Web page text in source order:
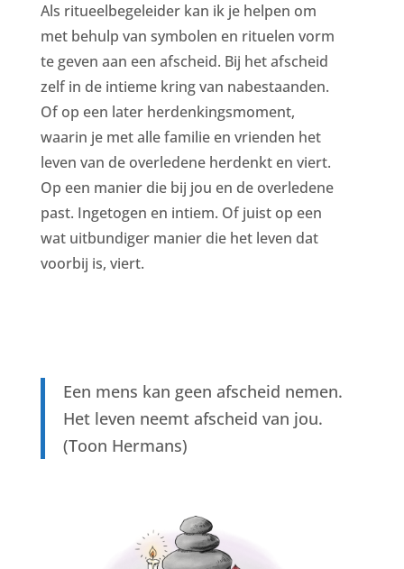
Als ritueelbegeleider kan ik je helpen om
met behulp van symbolen en rituelen vorm
te geven aan een afscheid. Bij het afscheid
zelf in de intieme kring van nabestaanden.
Of op een later herdenkingsmoment,
waarin je met alle familie en vrienden het
leven van de overledene herdenkt en viert.
Op een manier die bij jou en de overledene
past. Ingetogen en intiem. Of juist op een
wat uitbundiger manier die het leven dat
voorbij is, viert.
Een mens kan geen afscheid nemen.
Het leven neemt afscheid van jou.
(Toon Hermans)